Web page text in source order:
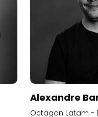
Alexandre
Octagon Latam -